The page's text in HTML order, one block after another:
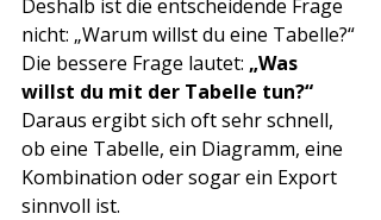
Deshalb ist die entscheidende Frage
nicht: „Warum willst du eine Tabelle?“
Die bessere Frage lautet: „Was
willst du mit der Tabelle tun?“
Daraus ergibt sich oft sehr schnell,
ob eine Tabelle, ein Diagramm, eine
Kombination oder sogar ein Export
sinnvoll ist.